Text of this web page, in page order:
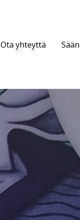
Ota yhteyttä